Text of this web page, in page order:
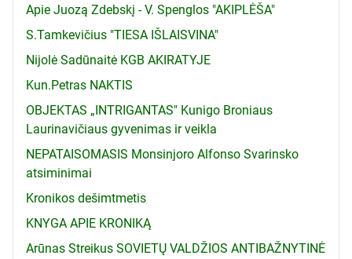
Apie Juozą Zdebskį - V. Spenglos "AKIPLĖŠA"
S.Tamkevičius "TIESA IŠLAISVINA"
Nijolė Sadūnaitė KGB AKIRATYJE
Kun.Petras NAKTIS
OBJEKTAS „INTRIGANTAS" Kunigo Broniaus
Laurinavičiaus gyvenimas ir veikla
NEPATAISOMASIS Monsinjoro Alfonso Svarinsko
atsiminimai
Kronikos dešimtmetis
KNYGA APIE KRONIKĄ
Arūnas Streikus SOVIETŲ VALDŽIOS ANTIBAŽNYTINĖ